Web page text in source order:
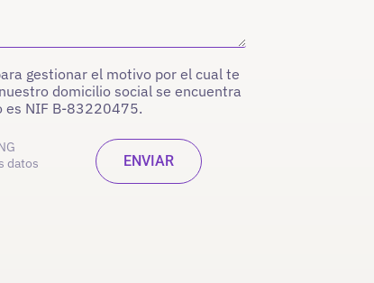
gestionar el motivo por el cual te
domicilio social se encuentra
es NIF B-83220475.
datos